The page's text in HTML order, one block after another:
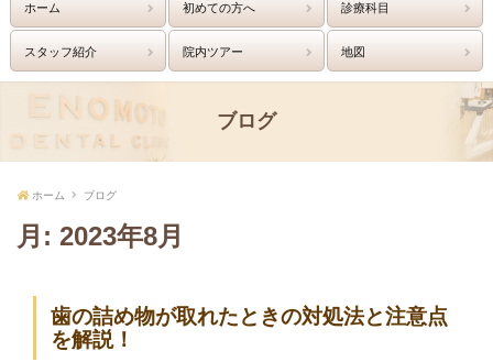
ホーム 初めての方へ 診療科目
スタッフ紹介 院内ツアー 地図
ブログ
ホーム ブログ
月: 2023年8月
歯の詰め物が取れたときの対処法と注意点
を解説！